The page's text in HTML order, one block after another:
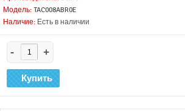
Модель: TAC008ABR0E
Наличие: Есть в наличии
- +